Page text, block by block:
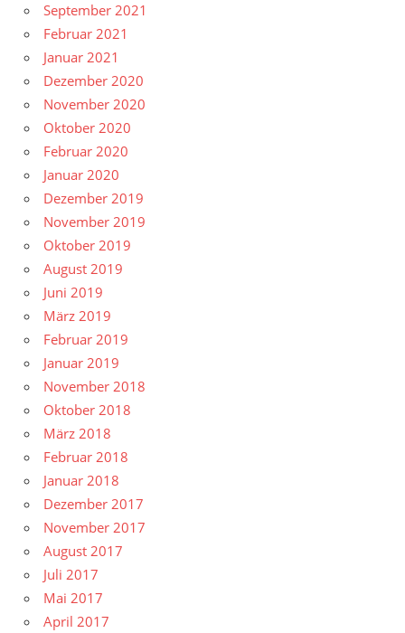
September 2021
Februar 2021
Januar 2021
Dezember 2020
November 2020
Oktober 2020
Februar 2020
Januar 2020
Dezember 2019
November 2019
Oktober 2019
August 2019
Juni 2019
März 2019
Februar 2019
Januar 2019
November 2018
Oktober 2018
März 2018
Februar 2018
Januar 2018
Dezember 2017
November 2017
August 2017
Juli 2017
Mai 2017
April 2017